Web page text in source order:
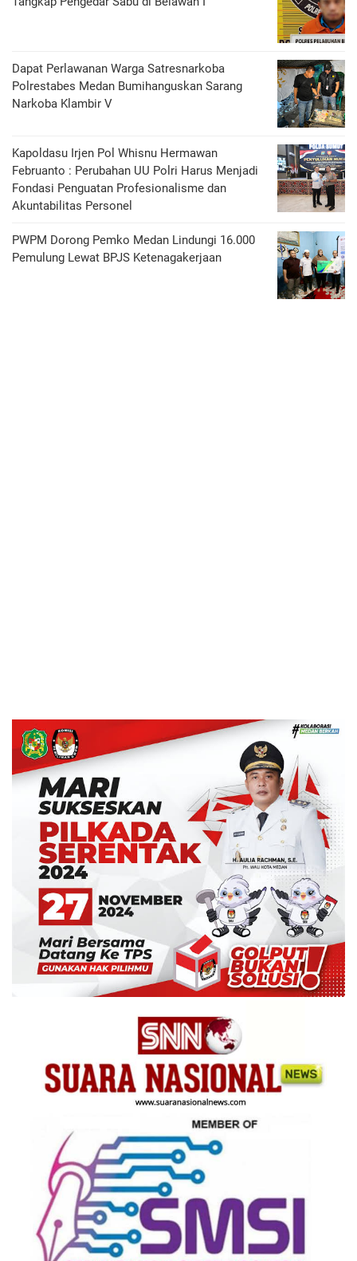
Dapat Perlawanan Warga Satresnarkoba
Polrestabes Medan Bumihanguskan Sarang
Narkoba Klambir V
Kapoldasu Irjen Pol Whisnu Hermawan
Februanto : Perubahan UU Polri Harus Menjadi
Fondasi Penguatan Profesionalisme dan
Akuntabilitas Personel
PWPM Dorong Pemko Medan Lindungi 16.000
Pemulung Lewat BPJS Ketenagakerjaan